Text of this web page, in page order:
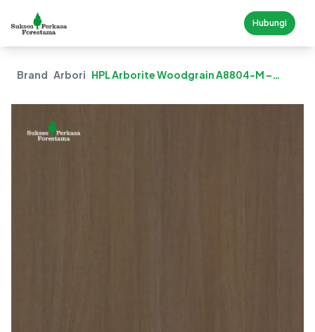
Hubungi
Brand ArboriteHPL Arborite Woodgrain A8804-M –